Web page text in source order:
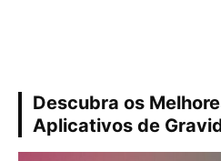
Descubra os
Aplicativos de